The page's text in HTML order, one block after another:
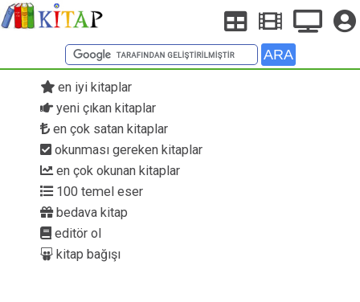
en iyi kitaplar
yeni çıkan kitaplar
en çok satan kitaplar
okunması gereken kitaplar
en çok okunan kitaplar
100 temel eser
bedava kitap
editör ol
kitap bağışı